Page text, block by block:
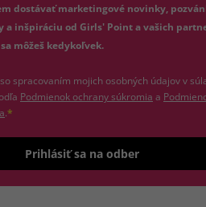
dostávať marketingové novinky,
a inšpiráciu od Girls' Point a vašich
môžeš kedykoľvek.
spracovaním mojich osobných údajov v
Podmienok ochrany súkromia (otvorí sa v
a
(otvorí sa v novom okne)
.*
Prihlásiť sa na odber